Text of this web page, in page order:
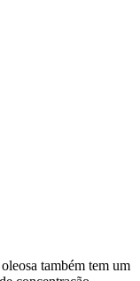
também tem um